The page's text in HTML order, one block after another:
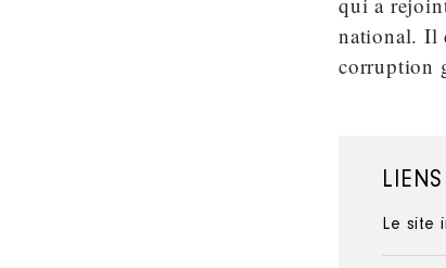
national. Il
corruption
Le site